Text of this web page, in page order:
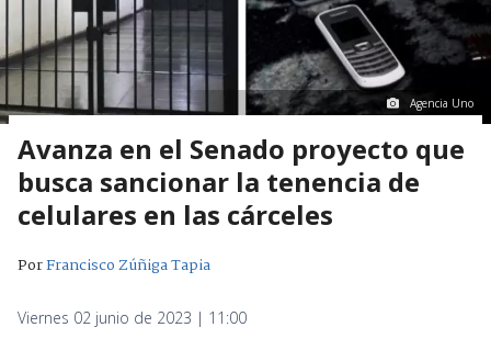
Agencia Uno
Avanza en el Senado proyecto que
busca sancionar la tenencia de
celulares en las cárceles
PorFrancisco Zúñiga Tapia
Viernes 02 junio de 2023 | 11:00